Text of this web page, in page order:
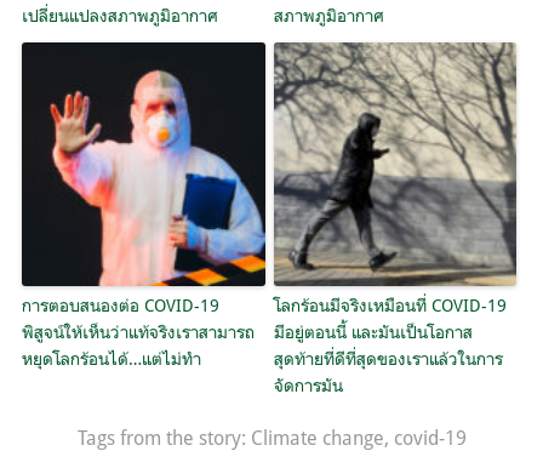
เปลี่ยนแปลงสภาพภูมิอากาศ
สภาพภูมิอากาศ
การตอบสนองต่อ COVID-19
พิสูจน์ให้เห็นว่าแท้จริงเราสามารถ
หยุดโลกร้อนได้…แต่ไม่ทำ
โลกร้อนมีจริงเหมือนที่ COVID-19
มีอยู่ตอนนี้ และมันเป็นโอกาส
สุดท้ายที่ดีที่สุดของเราแล้วในการ
จัดการมัน
Tags from the story: Climate change, covid-19